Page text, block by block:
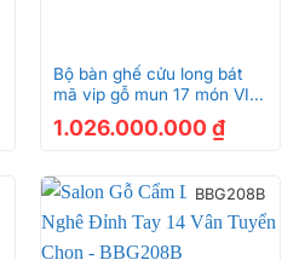
Bộ bàn ghế cửu long bát
mã vip gỗ mun 17 món VIP
1.026.000.000 ₫
BBG208B